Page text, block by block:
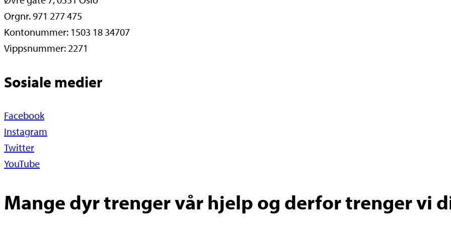
Orgnr. 971 277 475
Kontonummer: 1503 18 34707
Vippsnummer: 2271
Sosiale medier
Facebook
Instagram
Twitter
YouTube
Mange dyr trenger vår hjelp og derfor trenger vi